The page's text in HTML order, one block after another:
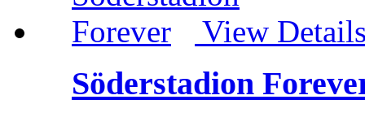
View
Söderstadion